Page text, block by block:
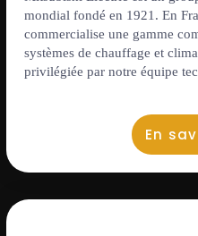
mondial fondé en 1921. En
commercialise une gamme
systèmes de chauffage et
privilégiée par notre équipe
En